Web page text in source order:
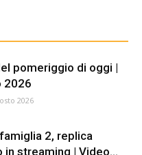
pomeriggio di oggi |
2026
2026
2, replica
in streaming | Video...